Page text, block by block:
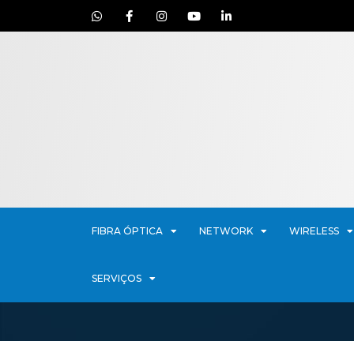
FIBRA ÓPTICA NETWORK WIRELESS
SERVIÇOS